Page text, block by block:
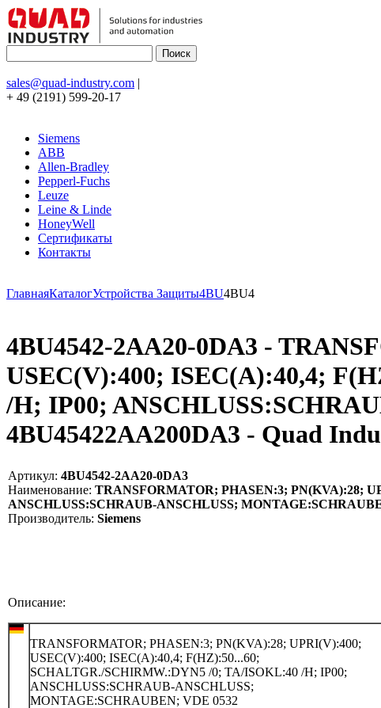
sales@quad-industry.com |
+ 49 (2191) 599-20-17
Siemens
ABB
Allen-Bradley
Pepperl-Fuchs
Leuze
Leine & Linde
HoneyWell
Сертификаты
Контакты
ГлавнаяКаталогУстройства Защиты4BU4BU4
4BU4542-2AA20-0DA3 -
USEC(V):400; ISEC(A):40,4;
/H; IP00;
4BU45422AA200DA3 - Quad
Артикул: 4BU4542-2AA20-0DA3
Наименование: TRANSFORMATOR; PHASEN:3; PN(KVA):28;
ANSCHLUSS:SCHRAUB-ANSCHLUSS;
Производитель: Siemens
Описание:
TRANSFORMATOR; PHASEN:3; PN(KVA):28; UPRI(V):400;
USEC(V):400; ISEC(A):40,4; F(HZ):50...60;
SCHALTGR./SCHIRMW.:DYN5 /0; TA/ISOKL:40 /H; IP00;
ANSCHLUSS:SCHRAUB-ANSCHLUSS;
MONTAGE:SCHRAUBEN; VDE 0532